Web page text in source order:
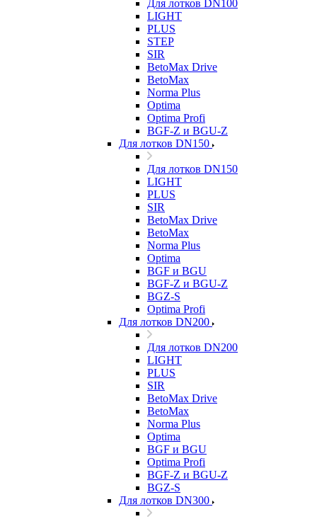
Для лотков DN100
LIGHT
PLUS
STEP
SIR
BetoMax Drive
BetoMax
Norma Plus
Optima
Optima Profi
BGF-Z и BGU-Z
Для лотков DN150
Для лотков DN150
LIGHT
PLUS
SIR
BetoMax Drive
BetoMax
Norma Plus
Optima
BGF и BGU
BGF-Z и BGU-Z
BGZ-S
Optima Profi
Для лотков DN200
Для лотков DN200
LIGHT
PLUS
SIR
BetoMax Drive
BetoMax
Norma Plus
Optima
BGF и BGU
Optima Profi
BGF-Z и BGU-Z
BGZ-S
Для лотков DN300